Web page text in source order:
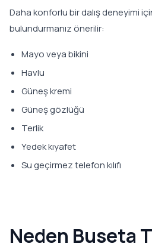
Daha konforlu bir dalış deneyimi
bulundurmanız önerilir:
Mayo veya bikini
Havlu
Güneş kremi
Güneş gözlüğü
Terlik
Yedek kıyafet
Su geçirmez telefon kılıfı
Neden Buseta